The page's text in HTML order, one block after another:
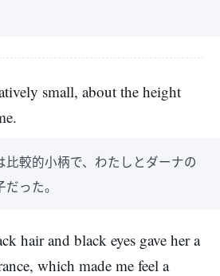
small, about the height
比較的小柄で、わたしとダーナの
った。
hair and black eyes gave her a
which made me feel a